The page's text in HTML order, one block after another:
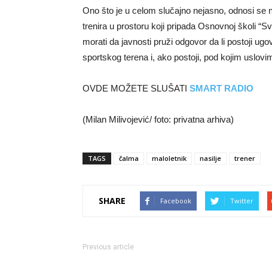
Ono što je u celom slučajno nejasno, odnosi
trenira u prostoru koji pripada Osnovnoj školi
morati da javnosti pruži odgovor da li postoji
sportskog terena i, ako postoji, pod kojim
OVDE MOŽETE SLUŠATI SMART RADIO
(Milan Milivojević/ foto: privatna arhiva)
TAGS čalma maloletnik nasilje trener
SHARE Facebook Twitter
Previous article